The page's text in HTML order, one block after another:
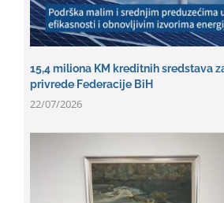
15,4 miliona KM kreditnih sredstava
privrede Federacije BiH
22/07/2026